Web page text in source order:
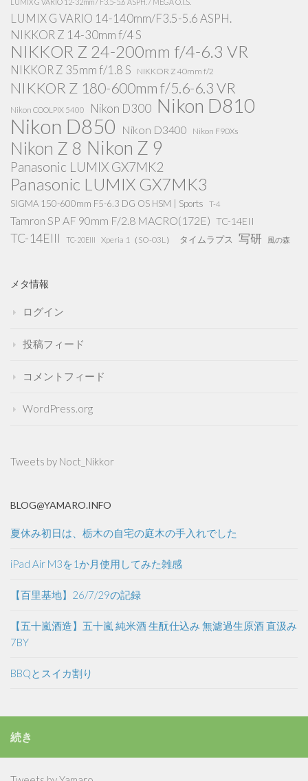
LUMIX G VARIO 14-140mm/F3.5-5.6 ASPH.
NIKKOR Z 14-30mm f/4 S
NIKKOR Z 24-200mm f/4-6.3 VR
NIKKOR Z 35mm f/1.8 S NIKKOR Z 40mm f/2
NIKKOR Z 180-600mm f/5.6-6.3 VR
Nikon COOLPIX 5400 Nikon D300 Nikon D810
Nikon D850 Nikon D3400 Nikon F90Xs
Nikon Z 8 Nikon Z 9
Panasonic LUMIX GX7MK2
Panasonic LUMIX GX7MK3
SIGMA 150-600mm F5-6.3 DG OS HSM | Sports T-4
Tamron SP AF 90mm F/2.8 MACRO(172E) TC-14EII
TC-14EIII TC-20EIII Xperia 1（SO-03L） タイムラプス 写研 風の森
メタ情報
ログイン
投稿フィード
コメントフィード
WordPress.org
Tweets by Noct_Nikkor
BLOG@YAMARO.INFO
夏休み初日は、栃木の自宅の庭木の手入れでした
iPad Air M3を1か月使用してみた雑感
【百里基地】26/7/29の記録
【五十嵐酒造】五十嵐 純米酒 生酛仕込み 無濾過生原酒 直汲み
7BY
BBQとスイカ割り
続き